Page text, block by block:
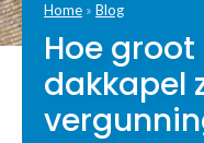
Home » Blog
Hoe
dakkapel